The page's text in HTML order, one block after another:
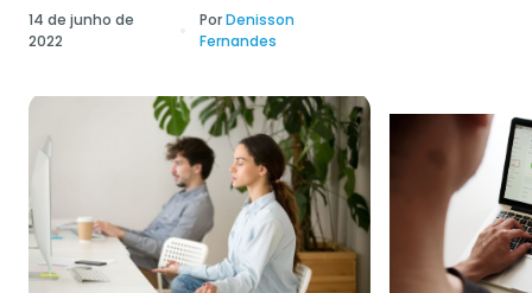
14 de junho de
2022
PorDenisson
Fernandes